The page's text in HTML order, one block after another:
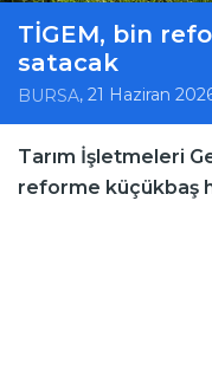
TİGEM, bin
satacak
BURSA, 21 Haziran
Tarım İşletmeleri
reforme küçükbaş